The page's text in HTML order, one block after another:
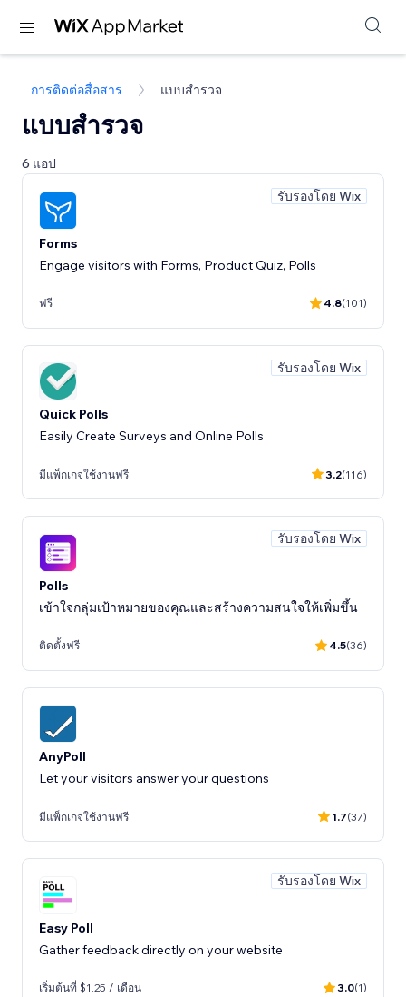
การติดต่อสื่อสาร แบบสำรวจ
แบบสำรวจ
6 แอป
รับรองโดย Wix
Forms
Engage visitors with Forms, Product Quiz, Polls
ฟรี 4.8(101)
รับรองโดย Wix
Quick Polls
Easily Create Surveys and Online Polls
มีแพ็กเกจใช้งานฟรี 3.2(116)
รับรองโดย Wix
Polls
เข้าใจกลุ่มเป้าหมายของคุณและสร้างความสนใจให้เพิ่มขึ้น
ติดตั้งฟรี 4.5(36)
AnyPoll
Let your visitors answer your questions
มีแพ็กเกจใช้งานฟรี 1.7(37)
รับรองโดย Wix
Easy Poll
Gather feedback directly on your website
เริ่มต้นที่ $1.25 / เดือน 3.0(1)